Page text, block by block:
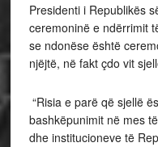
Presidenti i Republikës
ceremoninë e ndërrimit
se ndonëse është
njëjtë, në fakt çdo vit
“Risia e parë që sjellë
bashkëpunimit në mes
dhe institucioneve të